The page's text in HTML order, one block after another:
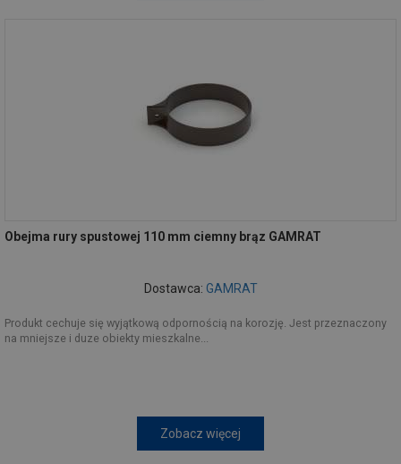
Obejma rury spustowej 110 mm ciemny brąz GAMRAT
Dostawca: GAMRAT
Produkt cechuje się wyjątkową odpornością na korozję. Jest przeznaczony
na mniejsze i duze obiekty mieszkalne...
Zobacz więcej